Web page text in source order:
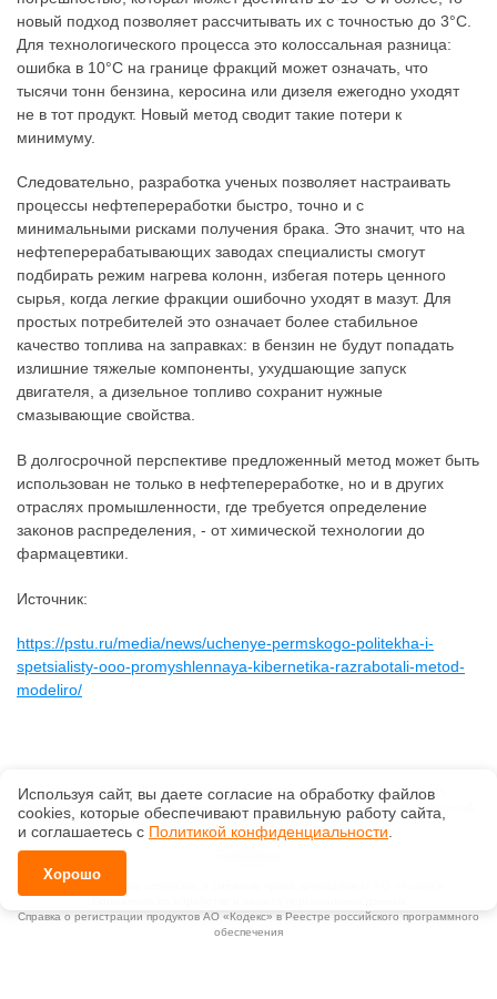
новый подход позволяет рассчитывать их с точностью до 3°C.
Для технологического процесса это колоссальная разница:
ошибка в 10°C на границе фракций может означать, что
тысячи тонн бензина, керосина или дизеля ежегодно уходят
не в тот продукт. Новый метод сводит такие потери к
минимуму.
Следовательно, разработка ученых позволяет настраивать
процессы нефтепереработки быстро, точно и с
минимальными рисками получения брака. Это значит, что на
нефтеперерабатывающих заводах специалисты смогут
подбирать режим нагрева колонн, избегая потерь ценного
сырья, когда легкие фракции ошибочно уходят в мазут. Для
простых потребителей это означает более стабильное
качество топлива на заправках: в бензин не будут попадать
излишние тяжелые компоненты, ухудшающие запуск
двигателя, а дизельное топливо сохранит нужные
смазывающие свойства.
В долгосрочной перспективе предложенный метод может быть
использован не только в нефтепереработке, но и в других
отраслях промышленности, где требуется определение
законов распределения, - от химической технологии до
фармацевтики.
Источник:
https://pstu.ru/media/news/uchenye-permskogo-politekha-i-
spetsialisty-ooo-promyshlennaya-kibernetika-razrabotali-metod-
modeliro/
©Внедренческий центр «ТехноСофт», 2026, v2.12.20 revision: 67b0ca1b
ОКВЭД: 63.11.1, Коды видов деятельности в области информационных технологий:
1.01, 3.01
Ценовая политика
Исключительные авторские и смежные права принадлежат АО «Кодекс».
Справка о регистрации продуктов АО «Кодекс» в Реестре российского программного
обеспечения
Используя сайт, вы даете согласие на обработку файлов
сооkiеs, которые обеспечивают правильную работу сайта,
и соглашаетесь с Политикой конфиденциальности
Хорошо